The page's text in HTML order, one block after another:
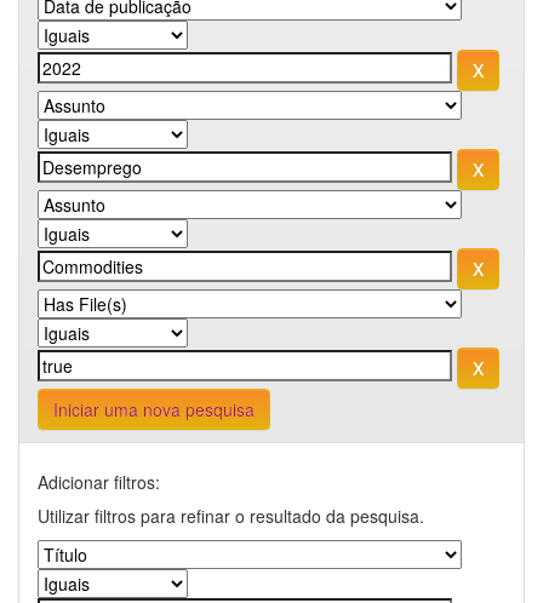
Iniciar uma nova pesquisa
Adicionar filtros:
Utilizar filtros para refinar o resultado da pesquisa.